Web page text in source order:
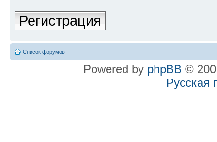
Регистрация
Список форумов
Powered by phpBB ©
Русская